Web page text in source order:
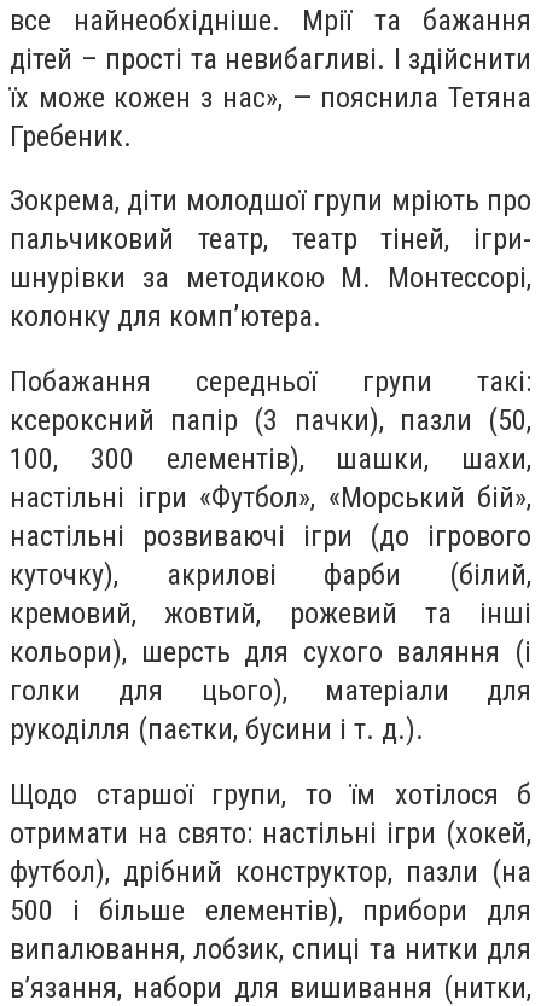
все найнеобхідніше. Мрії та бажання
дітей – прості та невибагливі. І здійснити
їх може кожен з нас», — пояснила Тетяна
Гребеник.
Зокрема, діти молодшої групи мріють про
пальчиковий театр, театр тіней, ігри-
шнурівки за методикою М. Монтессорі,
колонку для комп’ютера.
Побажання середньої групи такі:
ксероксний папір (3 пачки), пазли (50,
100, 300 елементів), шашки, шахи,
настільні ігри «Футбол», «Морський бій»,
настільні розвиваючі ігри (до ігрового
куточку), акрилові фарби (білий,
кремовий, жовтий, рожевий та інші
кольори), шерсть для сухого валяння (і
голки для цього), матеріали для
рукоділля (паєтки, бусини і т. д.).
Щодо старшої групи, то їм хотілося б
отримати на свято: настільні ігри (хокей,
футбол), дрібний конструктор, пазли (на
500 і більше елементів), прибори для
випалювання, лобзик, спиці та нитки для
в’язання, набори для вишивання (нитки,